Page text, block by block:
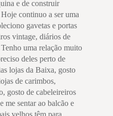
e de construir
continuo a ser uma
gavetas e portas
vintage, diários de
uma relação muito
deles perto de
lojas da Baixa, gosto
de carimbos,
gosto de cabeleireiros
me sentar ao balcão e